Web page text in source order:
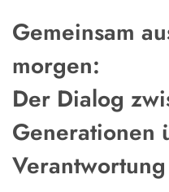
Gemeinsam
morgen:
Der Dialog
Generationen